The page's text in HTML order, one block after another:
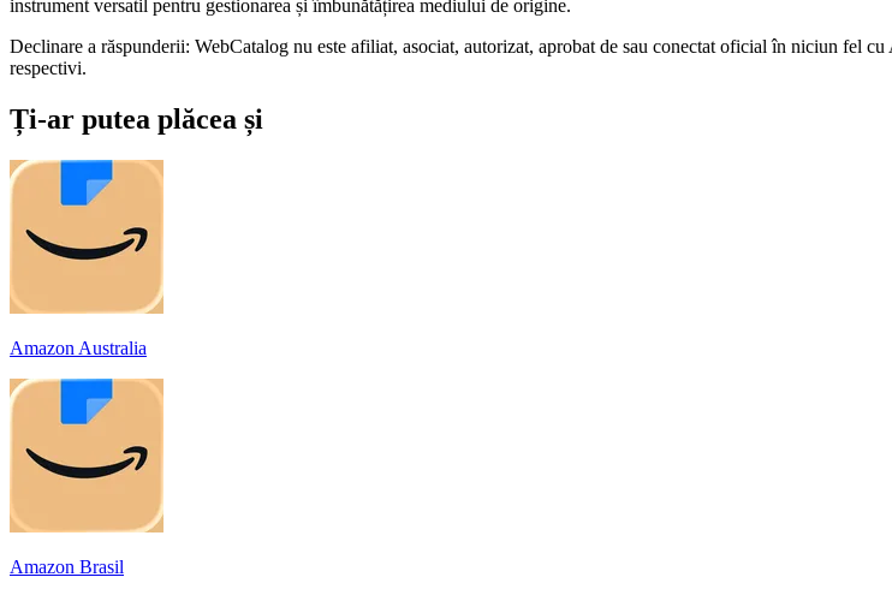
instrument versatil pentru gestionarea și îmbunătățirea mediului de origine.
Declinare a răspunderii: WebCatalog nu este afiliat, asociat, autorizat, aprobat de sau conectat oficial în niciun fel
respectivi.
Ți-ar putea plăcea și
Amazon Australia
Amazon Brasil